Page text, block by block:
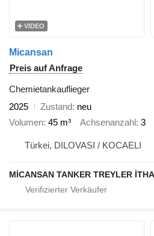
VIDEO
Micansan
Preis auf Anfrage
Chemietankauflieger
2025
Zustand neu
Volumen 45 m³ Achsenanzahl 3
Türkei, DILOVASI / KOCAELI